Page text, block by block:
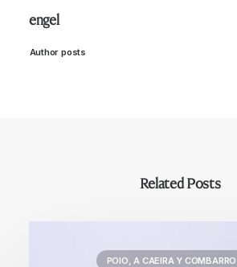
engel
Author posts
Related Posts
POIO, A CAEIRA Y COMBARRO